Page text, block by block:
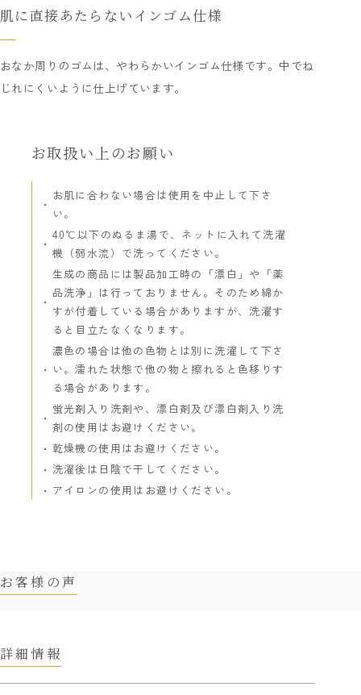
肌に直接あたらないインゴム仕様
おなか周りのゴムは、やわらかいインゴム仕様です。中でね
じれにくいように仕上げています。
お取扱い上のお願い
お肌に合わない場合は使用を中止して下さ
い。
40℃以下のぬるま湯で、ネットに入れて洗濯
機（弱水流）で洗ってください。
生成の商品には製品加工時の「漂白」や「薬
品洗浄」は行っておりません。そのため綿か
すが付着している場合がありますが、洗濯す
ると目立たなくなります。
濃色の場合は他の色物とは別に洗濯して下さ
い。濡れた状態で他の物と擦れると色移りす
る場合があります。
蛍光剤入り洗剤や、漂白剤及び漂白剤入り洗
剤の使用はお避けください。
乾燥機の使用はお避けください。
洗濯後は日陰で干してください。
アイロンの使用はお避けください。
お客様の声
詳細情報